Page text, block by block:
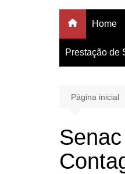
Home
Prestação de
Página inicial